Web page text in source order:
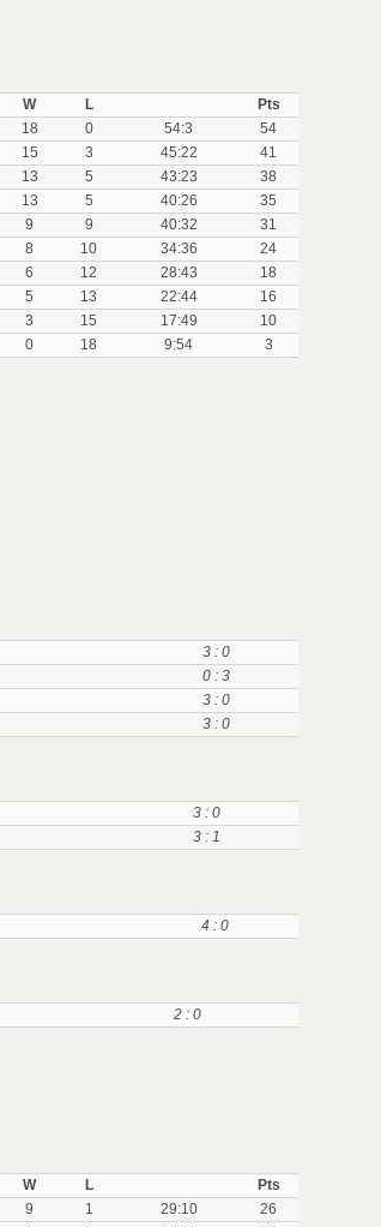
W L
Pts
18 0 54:3
54
15 3 45:22
41
13 5 43:23
38
13 5 40:26
35
9 9 40:32
31
8 10 34:36
24
6 12 28:43
18
5 13 22:44
16
3 15 17:49
10
0 18 9:54 3
3 : 0
0 : 3
3 : 0
3 : 0
3 : 0
3 : 1
4 : 0
2 : 0
W L
Pts
9 1 29:10
26